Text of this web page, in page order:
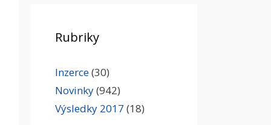
Rubriky
Inzerce(30)
Novinky(942)
Výsledky 2017 (18)